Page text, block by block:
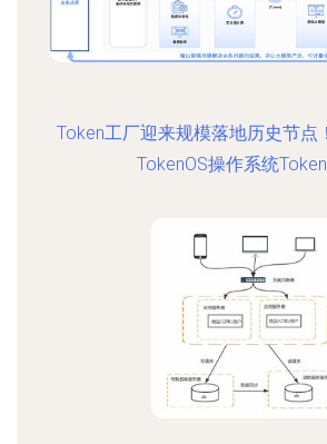
Token工厂迎来规模落地历史节点
TokenOS操作系统